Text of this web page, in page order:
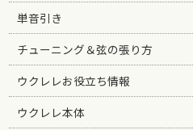
単音引き
チューニング＆弦の張り方
ウクレレお役立ち情報
ウクレレ本体